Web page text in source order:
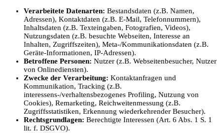
Verarbeitete Datenarten: Bestandsdaten (z.B. Namen,
Adressen), Kontaktdaten (z.B. E-Mail, Telefonnummern),
Inhaltsdaten (z.B. Texteingaben, Fotografien, Videos),
Nutzungsdaten (z.B. besuchte Webseiten, Interesse an
Inhalten, Zugriffszeiten), Meta-/Kommunikationsdaten (z.B.
Geräte-Informationen, IP-Adressen).
Betroffene Personen: Nutzer (z.B. Webseitenbesucher, Nutzer
von Onlinediensten).
Zwecke der Verarbeitung: Kontaktanfragen und
Kommunikation, Tracking (z.B.
interessens-/verhaltensbezogenes Profiling, Nutzung von
Cookies), Remarketing, Reichweitenmessung (z.B.
Zugriffsstatistiken, Erkennung wiederkehrender Besucher).
Rechtsgrundlagen: Berechtigte Interessen (Art. 6 Abs. 1 S. 1
lit. f. DSGVO).